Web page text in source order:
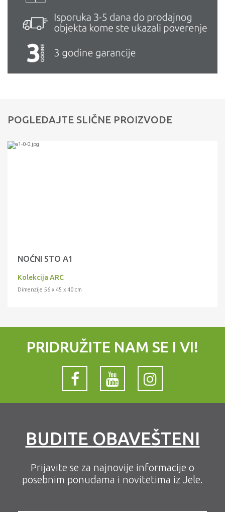
POGLEDAJTE SLIČNE PROIZVODE
NOĆNI STO A1
Kolekcija ARC
Dimenzije 56 x 45 x 40 cm
PRIDRUŽITE NAM SE I VI!
BUDITE OBAVEŠTENI
Prijavite se za najnovije informacije o
posebnim ponudama i novitetima iz Jele.